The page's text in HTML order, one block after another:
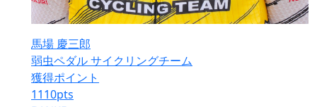
馬場 慶三郎
弱虫ペダル サイクリングチーム
獲得ポイント
1110pts